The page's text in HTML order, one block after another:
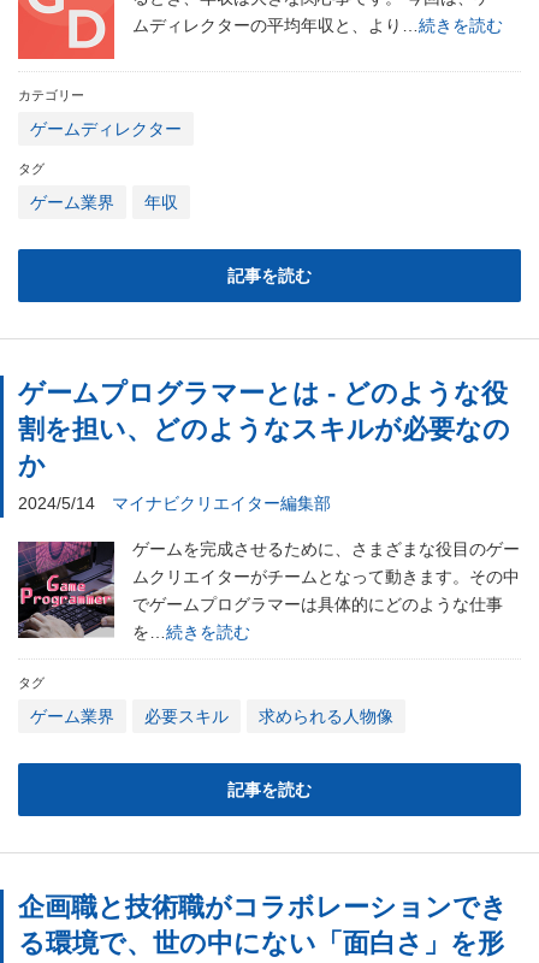
ムディレクターの平均年収と、より… 続きを読む
カテゴリー
ゲームディレクター
タグ
ゲーム業界 年収
記事を読む
ゲームプログラマーとは - どのような役
割を担い、どのようなスキルが必要なの
か
2024/5/14 マイナビクリエイター編集部
ゲームを完成させるために、さまざまな役目のゲー
ムクリエイターがチームとなって動きます。その中
でゲームプログラマーは具体的にどのような仕事
を… 続きを読む
タグ
ゲーム業界 必要スキル 求められる人物像
記事を読む
企画職と技術職がコラボレーションでき
る環境で、世の中にない「面白さ」を形